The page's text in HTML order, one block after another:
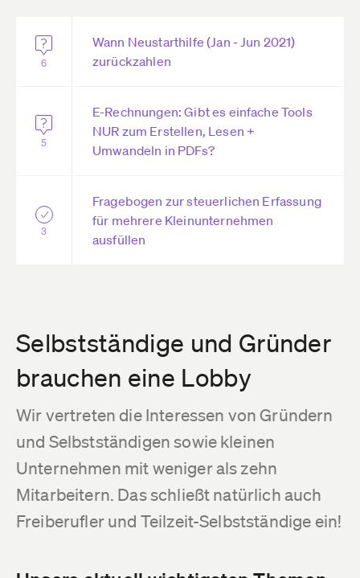
6
Wann Neustarthilfe (Jan - Jun 2021)
zurückzahlen
5
E-Rechnungen: Gibt es einfache Tools
NUR zum Erstellen, Lesen +
Umwandeln in PDFs?
3
Fragebogen zur steuerlichen Erfassung
für mehrere Kleinunternehmen
ausfüllen
Selbstständige und Gründer
brauchen eine Lobby
Wir vertreten die Interessen von Gründern
und Selbstständigen sowie kleinen
Unternehmen mit weniger als zehn
Mitarbeitern. Das schließt natürlich auch
Freiberufler und Teilzeit-Selbstständige ein!